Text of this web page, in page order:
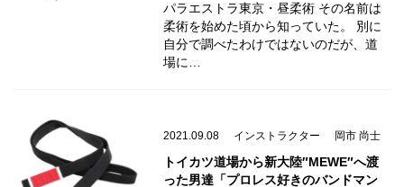
パラエストラ東京・昼柔術 その名前は
柔術を始めた頃から知っていた。 別に
自分で調べたわけではないのだが、道
場に…
2021.09.08 インストラクター 岡市 尚士
トイカツ道場から新大陸″MEWE″へ渡
った男達「プロレス好きのバンドマン